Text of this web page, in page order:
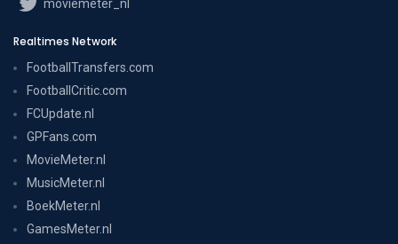
moviemeter_nl
Realtimes Network
FootballTransfers.com
FootballCritic.com
FCUpdate.nl
GPFans.com
MovieMeter.nl
MusicMeter.nl
BoekMeter.nl
GamesMeter.nl